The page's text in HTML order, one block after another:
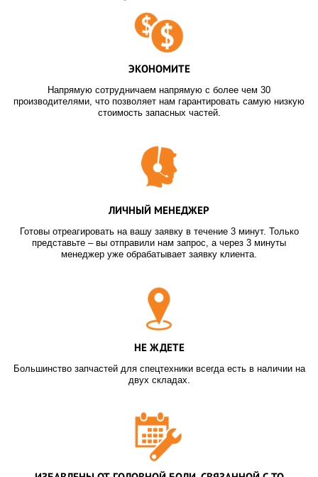
ЭКОНОМИТЕ
Напрямую сотрудничаем напрямую с более чем 30
производителями, что позволяет нам гарантировать самую низкую
стоимость запасных частей.
ЛИЧНЫЙ МЕНЕДЖЕР
Готовы отреагировать на вашу заявку в течение 3 минут. Только
представьте – вы отправили нам запрос, а через 3 минуты
менеджер уже обрабатывает заявку клиента.
НЕ ЖДЕТЕ
Большинство запчастей для спецтехники всегда есть в наличии на
двух складах.